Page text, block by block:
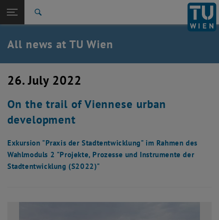
TU Login
Quicklinks
Toggle quicklinks menu
Studies
Career
Back: list subpages of parent page TU Wien Homepage
Back to:
TU Wien Homepage
Overview
All news at TU Wien
26. July 2022
On the trail of Viennese urban
development
Exkursion "Praxis der Stadtentwicklung" im Rahmen des
Wahlmoduls 2 "Projekte, Prozesse und Instrumente der
Stadtentwicklung (S2022)"